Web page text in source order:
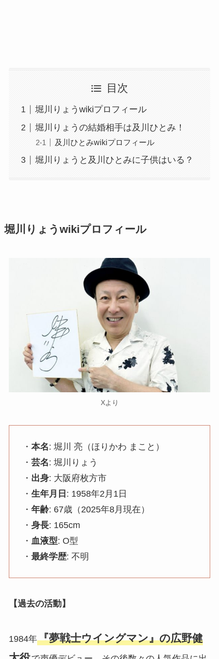
目次
堀川りょうwikiプロフィール
堀川りょうの結婚相手は及川ひとみ！
及川ひとみwikiプロフィール
堀川りょうと及川ひとみに子供はいる？
堀川りょうwikiプロフィール
Xより
・ 本名: 堀川 亮（ほりかわ まこと）
・ 芸名: 堀川りょう
・ 出身: 大阪府枚方市
・ 生年月日 : 1958年2月1日
・ 年齢: 67歳（2025年8月現在）
・ 身長: 165cm
・ 血液型: O型
・ 最終学歴: 不明
【過去の活動】
1984年『夢戦士ウイングマン』の広野健